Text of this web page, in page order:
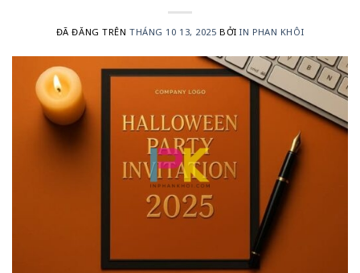
ĐÃ ĐĂNG TRÊNTHÁNG 10 13, 2025 BỞIIN PHAN KHÔI